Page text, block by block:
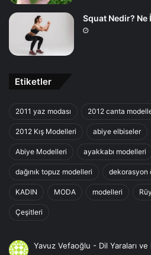
Squat Nedir? Ne
Etiketler
2011 yaz modası 2012 canta
2012 Kış Modelleri abiye elbiseler
Abiye Modelleri ayakkabı modelleri
dağınık topuz modelleri dekorasyon
KADIN MODA modelleri
Çeşitleri
Yavuz Vefaoğlu - Dil Yaraları